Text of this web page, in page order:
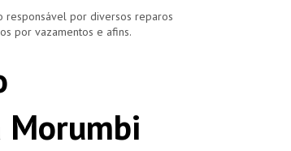
responsável por diversos reparos
por vazamentos e afins.
Morumbi